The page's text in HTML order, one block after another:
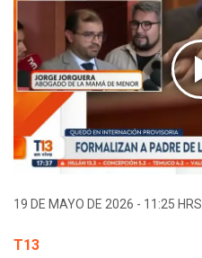
19 DE MAYO DE 2026 - 11:25 HRS.
T13